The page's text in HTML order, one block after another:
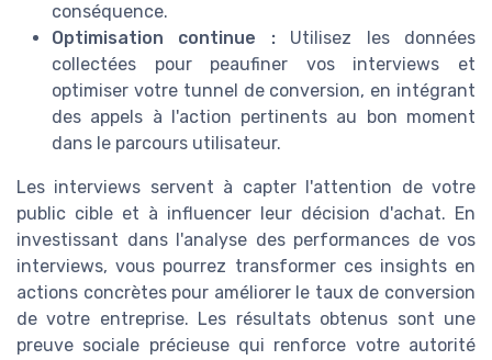
conséquence.
Optimisation continue :Utilisez les données
collectées pour peaufiner vos interviews et
optimiser votre tunnel de conversion, en intégrant
des appels à l'action pertinents au bon moment
dans le parcours utilisateur.
Les interviews servent à capter l'attention de votre
public cible et à influencer leur décision d'achat. En
investissant dans l'analyse des performances de vos
interviews, vous pourrez transformer ces insights en
actions concrètes pour améliorer le taux de conversion
de votre entreprise. Les résultats obtenus sont une
preuve sociale précieuse qui renforce votre autorité